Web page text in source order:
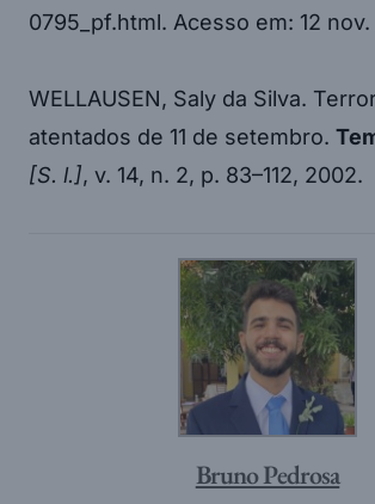
0795_pf.html. Acesso em: 12 nov.
WELLAUSEN, Saly da Silva.
atentados de 11 de setembro.
[S. l.], v. 14, n. 2, p. 83–112, 2002.
Bruno Pedrosa